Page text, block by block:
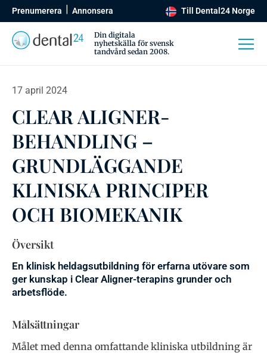
Prenumerera Annonsera Till Dental24 Norge
Din digitala
nyhetskälla för svensk
tandvård sedan 2008.
17 april 2024
CLEAR ALIGNER-
BEHANDLING –
GRUNDLÄGGANDE
KLINISKA PRINCIPER
OCH BIOMEKANIK
Översikt
En klinisk heldagsutbildning för erfarna utövare som
ger kunskap i Clear Aligner-terapins grunder och
arbetsflöde.
Målsättningar
Målet med denna omfattande kliniska utbildning är